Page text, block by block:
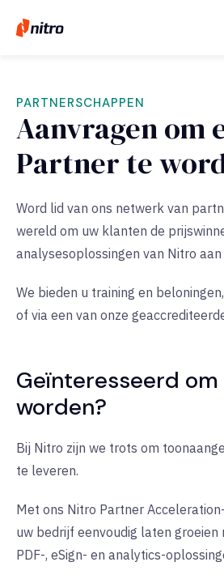
PARTNERSCHAPPEN
Aanvragen om
Partner te
Word lid van ons netwerk van
wereld om uw klanten de
analysesoplossingen van Nitro aan
We bieden u training en
of via een van onze
Geïnteresseerd
worden?
Bij Nitro zijn we trots om
te leveren.
Met ons Nitro Partner
uw bedrijf eenvoudig laten groeien
PDF-, eSign- en analytics-